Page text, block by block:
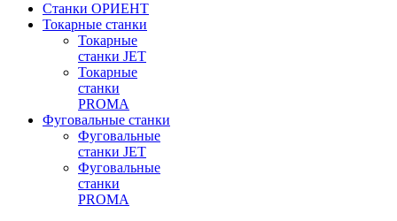
Станки ОРИЕНТ
Токарные станки
Toкарные
станки JET
Токарные
станки
PROMA
Фуговальные станки
Фуговальные
станки JET
Фуговальные
станки
PROMA